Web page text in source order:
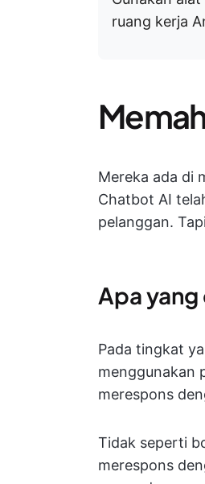
ruang kerja
Mereka ada di
Chatbot AI
pelanggan.
Apa
Pada tingkat
menggunakan
merespons
Tidak seperti
merespons